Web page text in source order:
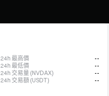
24h 最高價
--
24h 最低價
--
24h 交易量 (NVDAX)
--
24h 交易額 (USDT)
--